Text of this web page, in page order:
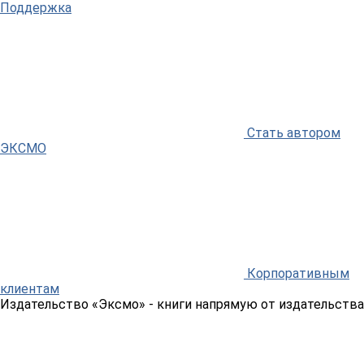
Поддержка
Стать автором
ЭКСМО
Корпоративным
клиентам
Издательство «Эксмо» - книги напрямую от издательства